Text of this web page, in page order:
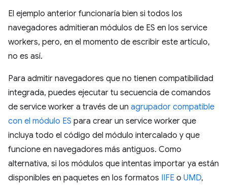
El ejemplo anterior funcionaría bien si todos los
navegadores admitieran módulos de ES en los service
workers, pero, en el momento de escribir este artículo,
no es así.
Para admitir navegadores que no tienen compatibilidad
integrada, puedes ejecutar tu secuencia de comandos
de service worker a través de un agrupador compatible
con el módulo ES para crear un service worker que
incluya todo el código del módulo intercalado y que
funcione en navegadores más antiguos. Como
alternativa, si los módulos que intentas importar ya están
disponibles en paquetes en los formatos IIFE o UMD,